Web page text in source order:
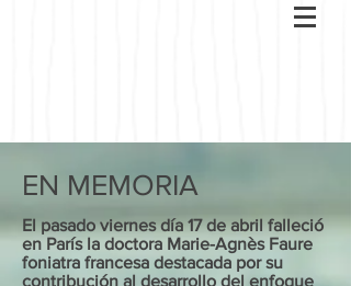
EN MEMORIA
El pasado viernes día 17 de abril falleció
en París la doctora Marie-Agnès Faure
foniatra francesa destacada por su
contribución al desarrollo del enfoque